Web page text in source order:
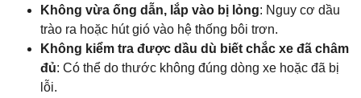
Không vừa ống dẫn, lắp vào bị lỏng: Nguy cơ dầu
trào ra hoặc hút gió vào hệ thống bôi trơn.
Không kiểm tra được dầu dù biết chắc xe đã châm
đủ: Có thể do thước không đúng dòng xe hoặc đã bị
lỗi.